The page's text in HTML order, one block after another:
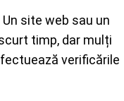
site web sau un
timp, dar mulți
verificările